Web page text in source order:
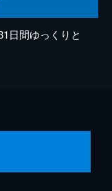
日間ゆっくりと